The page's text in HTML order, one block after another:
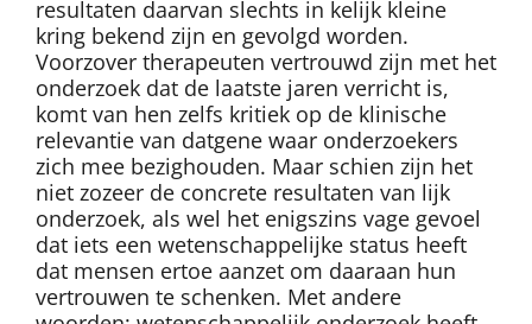
resultaten daarvan slechts in kelijk kleine
kring bekend zijn en gevolgd worden.
Voorzover therapeuten vertrouwd zijn met het
onderzoek dat de laatste jaren verricht is,
komt van hen zelfs kritiek op de klinische
relevantie van datgene waar onderzoekers
zich mee bezighouden. Maar schien zijn het
niet zozeer de concrete resultaten van lijk
onderzoek, als wel het enigszins vage gevoel
dat iets een wetenschappelijke status heeft
dat mensen ertoe aanzet om daaraan hun
vertrouwen te schenken. Met andere